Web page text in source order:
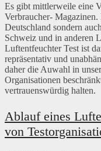
Es gibt mittlerweile eine
Verbraucher-
Deutschland sondern
Schweiz und in anderen
Luftentfeuchter Test ist
repräsentativ und
daher die Auwahl in
Organisationen
vertrauenswürdig halten.
Ablauf eines
von